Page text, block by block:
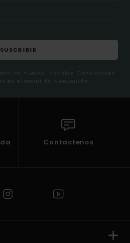
SUSCRIBIR
los nuevos inscritos. Condiciones
en el email de bienvenida
Contactenos